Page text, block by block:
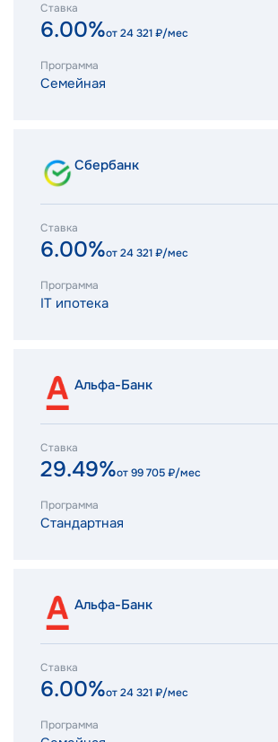
Ставка
6.00%от24 321₽/мес
Программа
Семейная
Сбербанк
Ставка
6.00%от24 321₽/мес
Программа
IT ипотека
Альфа-Банк
Ставка
29.49%от99 705₽/мес
Программа
Стандартная
Альфа-Банк
Ставка
6.00%от24 321₽/мес
Программа